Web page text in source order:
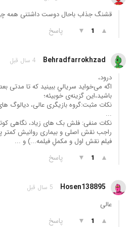
قشنگ جذاب باحال دوست داشتنی همه
▲
1
▼ پاسخ
Behradfarrokhzad 4 سال قبل
درود،
اگه می‌خواید سریالي ببینید که تا
باشید،این گزینه‌ی خوبیئه؛
نکات مثبت:گروه بازیگری عالی، دیالوگ
...
نکات منفی: فلش بک های زیاد، نگاهی
راجب نقش اصلی و بیماری روانیش کمتر
فیلم نقش اول و مکملِ فیلمه...) و ...
▲
1
▼ پاسخ
Hosen138895 5 سال قبل
عالی
▲
1
▼ پاسخ